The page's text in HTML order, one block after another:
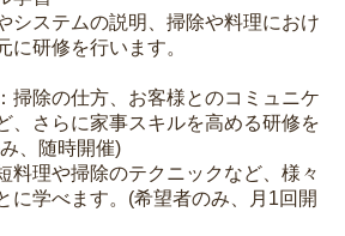
システムの説明、掃除や料理におけ
に研修を行います。
掃除の仕方、お客様とのコミュニケ
、さらに家事スキルを高める研修を
、随時開催)
料理や掃除のテクニックなど、様々
に学べます。(希望者のみ、月1回開